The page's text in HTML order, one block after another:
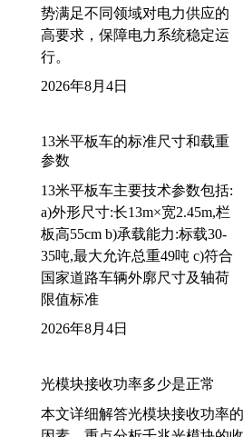
势满足不同领域对电力供应的
高要求，保障电力系统稳定运
行。
2026年8月4日
13米平板车的标准尺寸和载重
参数
13米平板车主要技术参数包括:
a)外形尺寸:长13m×宽2.45m,栏
板高55cm b)承载能力:标载30-
35吨,最大允许总重49吨 c)符合
国家道路车辆外廓尺寸及轴荷
限值标准
2026年8月4日
光模块接收功率多少是正常
本文详细解答光模块接收功率